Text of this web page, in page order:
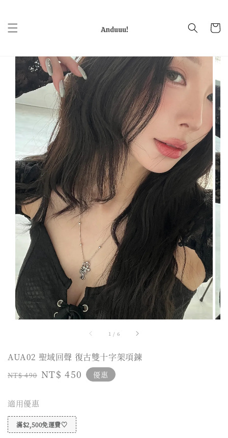
1 / 6
AUA02 聖域回聲 復古雙十字架項鍊
Regular
NT$ 490 Sale
NT$ 450 優惠
適用優惠
滿$2,500免運費♡